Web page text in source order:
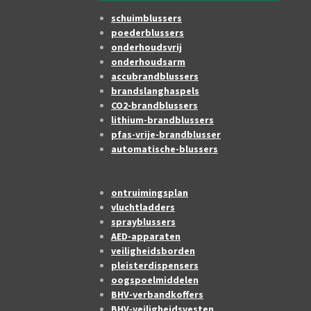
schuimblussers
poederblussers
onderhoudsvrij
onderhoudsarm
accubrandblussers
brandslanghaspels
CO2-brandblussers
lithium-brandblussers
pfas-vrije-brandblusser
automatische-blussers
ontruimingsplan
vluchtladders
sprayblussers
AED-apparaten
veiligheidsborden
pleisterdispensers
oogspoelmiddelen
BHV-verbandkoffers